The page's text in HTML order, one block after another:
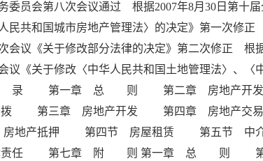
员会第八次会议通过 根据2007年8月30日第十届
民共和国城市房地产管理法〉的决定》第一次修正
会议《关于修改部分法律的决定》第二次修正 根
议《关于修改〈中华人民共和国土地管理法〉、〈
） 目 录 第一章 总 则 第二章 房地产开
拨 第三章 房地产开发 第四章 房地产
地产抵押 第四节 房屋租赁 第五节 中
律责任 第七章 附 则 第一章 总 则 第